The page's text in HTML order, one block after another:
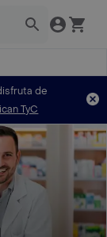
de
TyC